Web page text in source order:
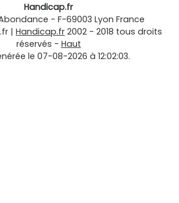
Handicap.fr
- F-69003 Lyon France
| Handicap.fr 2002 - 2018 tous droits
réservés - Haut
le 07-08-2026 à 12:02:03.